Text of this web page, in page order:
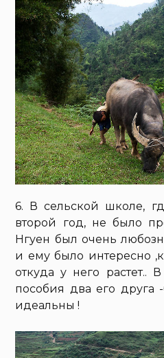
6. В сельской школе,
второй год, не было
Нгуен был очень
и ему было интересно
откуда у него растет..
пособия два его друга
идеальны !